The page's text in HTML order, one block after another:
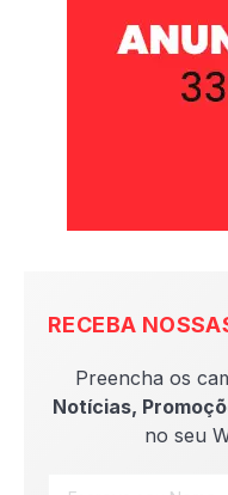
RECEBA
Preencha os
Notícias,
no seu